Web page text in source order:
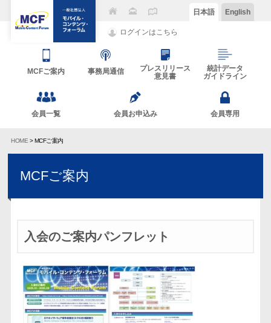
ログインはこちら
日本語 English
MCFご案内 事務局通信
プレスリリース
意見書
統計データ
ガイドライン
会員一覧 会員お申込み 会員専用
HOME > MCFご案内
MCFご案内
入会のご案内パンフレット